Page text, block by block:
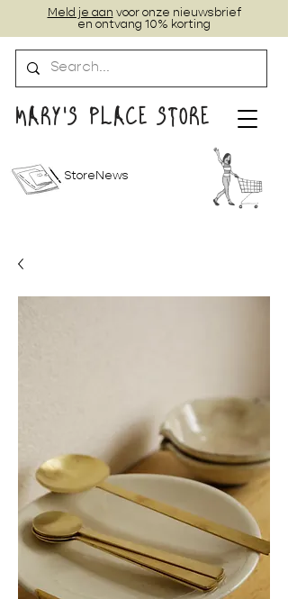
MARY'S PLACE STORE
StoreNews
Meld je aan voor onze nieuwsbrief
en ontvang 10% korting